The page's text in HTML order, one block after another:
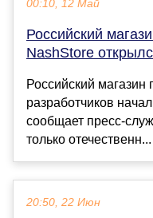
00:10, 12 Май
Российский
NashStore
Российский
разработчиков
сообщает пресс-
только отечественн...
20:50, 22 Июн